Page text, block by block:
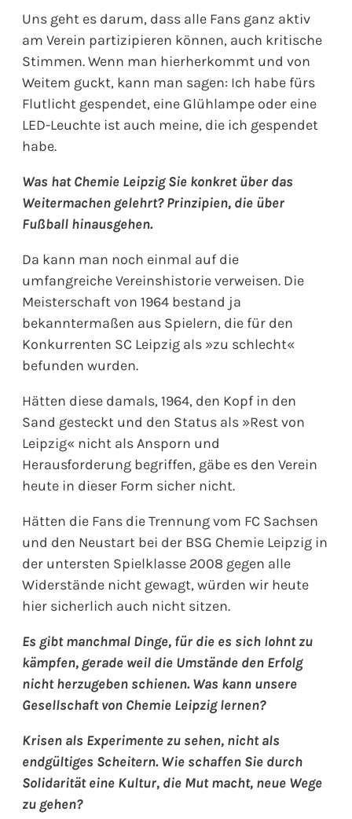
Uns geht es darum, dass alle Fans ganz aktiv
am Verein partizipieren können, auch kritische
Stimmen. Wenn man hierherkommt und von
Weitem guckt, kann man sagen: Ich habe fürs
Flutlicht gespendet, eine Glühlampe oder eine
LED-Leuchte ist auch meine, die ich gespendet
habe.
Was hat Chemie Leipzig Sie konkret über das
Weitermachen gelehrt? Prinzipien, die über
Fußball hinausgehen.
Da kann man noch einmal auf die
umfangreiche Vereinshistorie verweisen. Die
Meisterschaft von 1964 bestand ja
bekanntermaßen aus Spielern, die für den
Konkurrenten SC Leipzig als »zu schlecht«
befunden wurden.
Hätten diese damals, 1964, den Kopf in den
Sand gesteckt und den Status als »Rest von
Leipzig« nicht als Ansporn und
Herausforderung begriffen, gäbe es den Verein
heute in dieser Form sicher nicht.
Hätten die Fans die Trennung vom FC Sachsen
und den Neustart bei der BSG Chemie Leipzig in
der untersten Spielklasse 2008 gegen alle
Widerstände nicht gewagt, würden wir heute
hier sicherlich auch nicht sitzen.
Es gibt manchmal Dinge, für die es sich lohnt zu
kämpfen, gerade weil die Umstände den Erfolg
nicht herzugeben schienen. Was kann unsere
Gesellschaft von Chemie Leipzig lernen?
Krisen als Experimente zu sehen, nicht als
endgültiges Scheitern. Wie schaffen Sie durch
Solidarität eine Kultur, die Mut macht, neue Wege
zu gehen?